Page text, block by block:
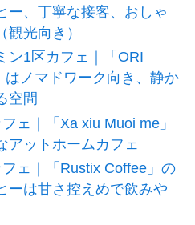
ー、丁寧な接客、おしゃ
光向き）
ン1区カフェ｜「ORI
はノマドワーク向き、静か
空間
ェ｜「Xa xiu Muoi me」
アットホームカフェ
ェ｜「Rustix Coffee」の
ーは甘さ控えめで飲みや